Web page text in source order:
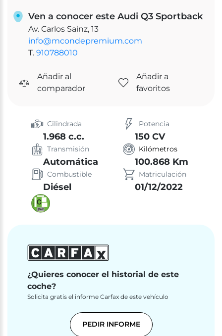
Ven a conocer este Audi Q3 Sportback
Av. Carlos Sainz, 13
info@mcondepremium.com
T. 910788010
Añadir al
comparador
Añadir a
favoritos
Cilindrada
1.968 c.c.
Potencia
150 CV
Transmisión
Automática
Kilómetros
100.868 Km
Combustible
Diésel
Matriculación
01/12/2022
¿Quieres conocer el historial de este
coche?
Solicita gratis el informe Carfax de este vehículo
PEDIR INFORME